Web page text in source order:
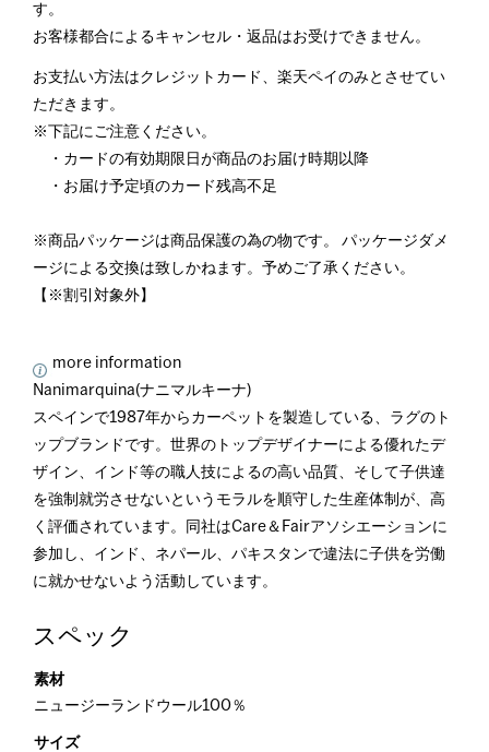
す。
お客様都合によるキャンセル・返品はお受けできません。
お支払い方法はクレジットカード、楽天ペイのみとさせてい
ただきます。
※下記にご注意ください。
・カードの有効期限日が商品のお届け時期以降
・お届け予定頃のカード残高不足
※商品パッケージは商品保護の為の物です。 パッケージダメ
ージによる交換は致しかねます。予めご了承ください。
【※割引対象外】
more information
Nanimarquina(ナニマルキーナ)
スペインで1987年からカーペットを製造している、ラグのト
ップブランドです。世界のトップデザイナーによる優れたデ
ザイン、インド等の職人技によるの高い品質、そして子供達
を強制就労させないというモラルを順守した生産体制が、高
く評価されています。同社はCare＆Fairアソシエーションに
参加し、インド、ネパール、パキスタンで違法に子供を労働
に就かせないよう活動しています。
スペック
素材
ニュージーランドウール100％
サイズ